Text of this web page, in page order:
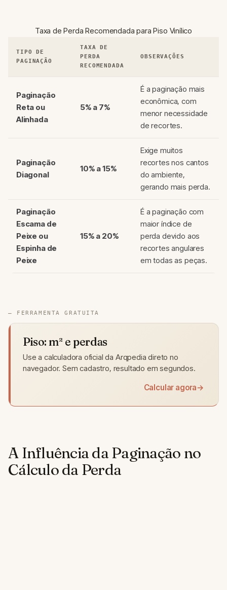
Taxa de Perda Recomendada para Piso Vinílico
TIPO DE
PAGINAÇÃO
TAXA DE
PERDA
RECOMENDADA
OBSERVAÇÕES
Paginação
Reta ou
Alinhada
5% a 7%
É a paginação mais
econômica, com
menor necessidade
de recortes.
Paginação
Diagonal
10% a 15%
Exige muitos
recortes nos cantos
do ambiente,
gerando mais perda.
Paginação
Escama de
Peixe ou
Espinha de
Peixe
15% a 20%
É a paginação com
maior índice de
perda devido aos
recortes angulares
em todas as peças.
— FERRAMENTA GRATUITA
Piso: m² e perdas
Use a calculadora oficial da Arqpedia direto no
navegador. Sem cadastro, resultado em segundos.
Calcular agora→
A Influência da Paginação no
Cálculo da Perda